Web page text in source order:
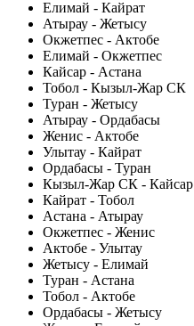
Елимай - Кайрат
Атырау - Жетысу
Окжетпес - Актобе
Елимай - Окжетпес
Кайсар - Астана
Тобол - Кызыл-Жар СК
Туран - Жетысу
Атырау - Ордабасы
Женис - Актобе
Улытау - Кайрат
Ордабасы - Туран
Кызыл-Жар СК - Кайсар
Кайрат - Тобол
Астана - Атырау
Окжетпес - Женис
Актобе - Улытау
Жетысу - Елимай
Туран - Астана
Тобол - Актобе
Ордабасы - Жетысу